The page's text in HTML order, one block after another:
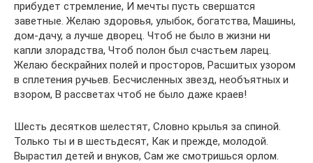
прибудет стремление, И мечты пусть свершатся
заветные. Желаю здоровья, улыбок, богатства, Машины,
дом-дачу, а лучше дворец. Чтоб не было в жизни ни
капли злорадства, Чтоб полон был счастьем ларец.
Желаю бескрайних полей и просторов, Расшитых узором
в сплетения ручьев. Бесчисленных звезд, необъятных и
взором, В рассветах чтоб не было даже краев!
Шесть десятков шелестят, Словно крылья за спиной.
Только ты и в шестьдесят, Как и прежде, молодой.
Вырастил детей и внуков, Сам же смотришься орлом.